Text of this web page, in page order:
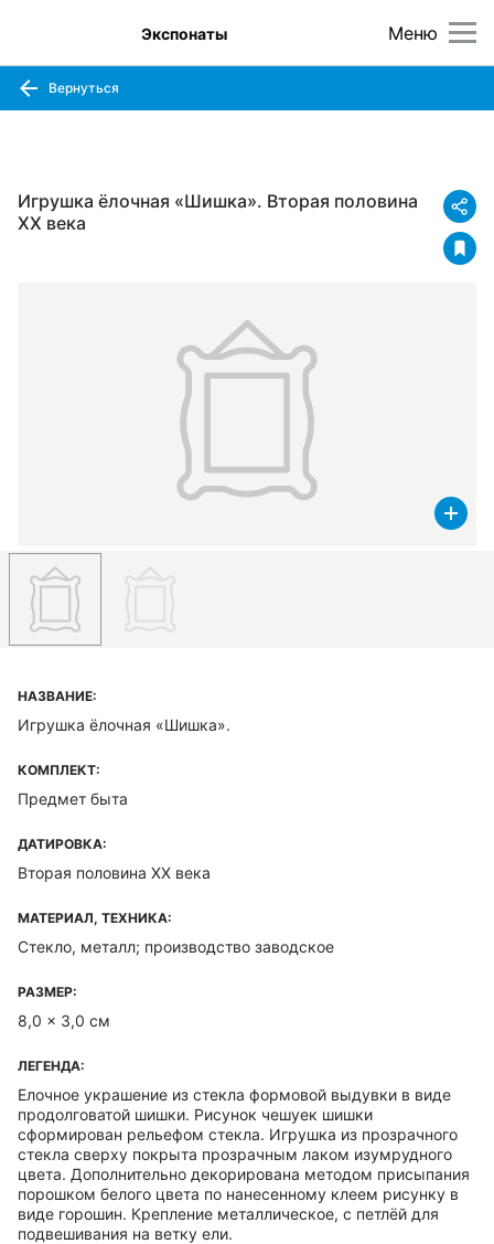
Меню
Экспонаты
Вернуться
Игрушка ёлочная «Шишка». Вторая половина
XX века
НАЗВАНИЕ:
Игрушка ёлочная «Шишка».
КОМПЛЕКТ:
Предмет быта
ДАТИРОВКА:
Вторая половина XX века
МАТЕРИАЛ, ТЕХНИКА:
Стекло, металл; производство заводское
РАЗМЕР:
8,0 x 3,0 см
ЛЕГЕНДА:
Елочное украшение из стекла формовой выдувки в виде
продолговатой шишки. Рисунок чешуек шишки
сформирован рельефом стекла. Игрушка из прозрачного
стекла сверху покрыта прозрачным лаком изумрудного
цвета. Дополнительно декорирована методом присыпания
порошком белого цвета по нанесенному клеем рисунку в
виде горошин. Крепление металлическое, с петлёй для
подвешивания на ветку ели.